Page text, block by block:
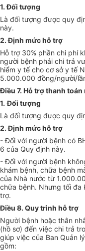
1. Đối tượng
Là đối tượng được quy
này.
2. Định mức hỗ trợ
Hỗ trợ 30% phần chi phí
người bệnh phải chi trả
hiểm y tế cho cơ sở y tế
5.000.000 đồng/người/
Điều 7. Hỗ trợ thanh
1. Đối tượng
Là đối tượng được quy
2. Định mức hỗ trợ
- Đối với người bệnh có
6 của Quy định này.
- Đối với người bệnh
khám bệnh, chữa bệnh
của Nhà nước từ
chữa bệnh. Nhưng tối
trợ.
Điều 8. Quy trình hỗ trợ
Người bệnh hoặc thân
(hồ sơ) đến việc chi trả
giúp việc của Ban Quản
gồm: